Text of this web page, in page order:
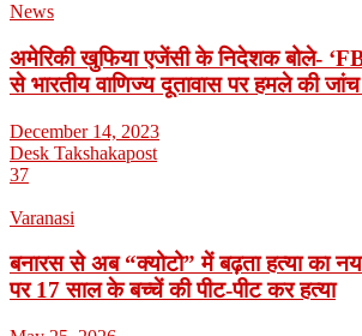
News
अमेरिकी खुफिया एजेंसी के निदेशक बोले-
से भारतीय वाणिज्य दूतावास पर हमले की जांच
December 14, 2023
Desk Takshakapost
37
Varanasi
बनारस से अब “क्योटो” में बढ़ता हत्या का
पर 17 साल के बच्चें की पीट-पीट कर हत्या